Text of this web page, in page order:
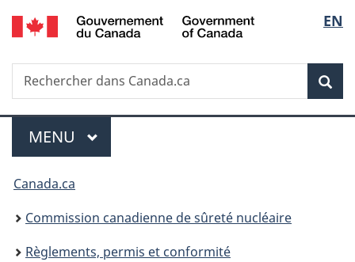
Passer
au
principal
de
la
EN
Recherche
Rechercher
dans
Menu
MENU PRINCIPAL
Vous
êtes
ici
Canada.ca
Commission canadienne de sûreté nucléaire
Règlements, permis et conformité